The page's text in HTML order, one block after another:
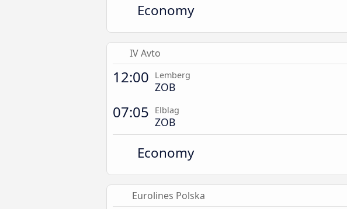
Economy
IV Avto
12:00 Lemberg
ZOB
07:05 Elblag
ZOB
Economy
Eurolines Polska